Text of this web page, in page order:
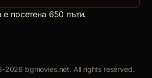
е посетена 650 пъти.
bgmovies.net. All rights reserved.